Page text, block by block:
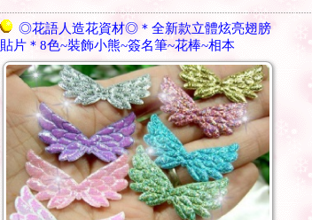
◎花語人造花資材◎＊全新款立體炫亮翅膀
貼片＊8色~裝飾小熊~簽名筆~花棒~相本